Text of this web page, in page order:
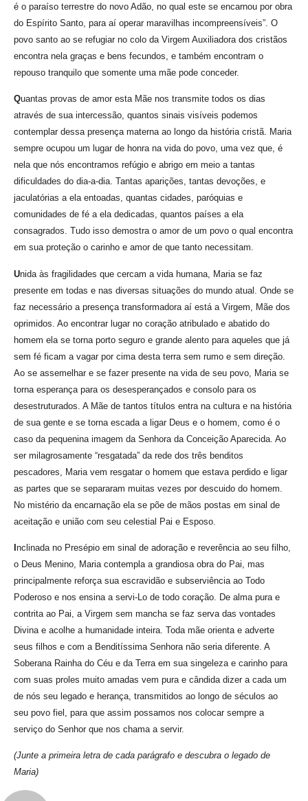
é o paraíso terrestre do novo Adão, no qual este se encarnou por obra
do Espírito Santo, para aí operar maravilhas incompreensíveis”. O
povo santo ao se refugiar no colo da Virgem Auxiliadora dos cristãos
encontra nela graças e bens fecundos, e também encontram o
repouso tranquilo que somente uma mãe pode conceder.
Quantas provas de amor esta Mãe nos transmite todos os dias
através de sua intercessão, quantos sinais visíveis podemos
contemplar dessa presença materna ao longo da história cristã. Maria
sempre ocupou um lugar de honra na vida do povo, uma vez que, é
nela que nós encontramos refúgio e abrigo em meio a tantas
dificuldades do dia-a-dia. Tantas aparições, tantas devoções, e
jaculatórias a ela entoadas, quantas cidades, paróquias e
comunidades de fé a ela dedicadas, quantos países a ela
consagrados. Tudo isso demostra o amor de um povo o qual encontra
em sua proteção o carinho e amor de que tanto necessitam.
Unida às fragilidades que cercam a vida humana, Maria se faz
presente em todas e nas diversas situações do mundo atual. Onde se
faz necessário a presença transformadora aí está a Virgem, Mãe dos
oprimidos. Ao encontrar lugar no coração atribulado e abatido do
homem ela se torna porto seguro e grande alento para aqueles que já
sem fé ficam a vagar por cima desta terra sem rumo e sem direção.
Ao se assemelhar e se fazer presente na vida de seu povo, Maria se
torna esperança para os desesperançados e consolo para os
desestruturados. A Mãe de tantos títulos entra na cultura e na história
de sua gente e se torna escada a ligar Deus e o homem, como é o
caso da pequenina imagem da Senhora da Conceição Aparecida. Ao
ser milagrosamente “resgatada” da rede dos três benditos
pescadores, Maria vem resgatar o homem que estava perdido e ligar
as partes que se separaram muitas vezes por descuido do homem.
No mistério da encarnação ela se põe de mãos postas em sinal de
aceitação e união com seu celestial Pai e Esposo.
nclinada no Presépio em sinal de adoração e reverência ao seu filho,
o Deus Menino, Maria contempla a grandiosa obra do Pai, mas
principalmente reforça sua escravidão e subserviência ao Todo
Poderoso e nos ensina a servi-Lo de todo coração. De alma pura e
contrita ao Pai, a Virgem sem mancha se faz serva das vontades
Divina e acolhe a humanidade inteira. Toda mãe orienta e adverte
seus filhos e com a Benditíssima Senhora não seria diferente. A
Soberana Rainha do Céu e da Terra em sua singeleza e carinho para
com suas proles muito amadas vem pura e cândida dizer a cada um
de nós seu legado e herança, transmitidos ao longo de séculos ao
seu povo fiel, para que assim possamos nos colocar sempre a
serviço do Senhor que nos chama a servir.
(Junte a primeira letra de cada parágrafo e descubra o legado de
Maria)